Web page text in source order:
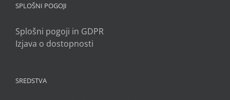
SPLOŠNI POGOJI
Splošni pogoji in GDPR
Izjava o dostopnosti
SREDSTVA